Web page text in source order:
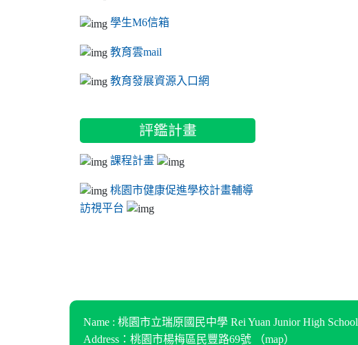
學生M6信箱
教育雲mail
教育發展資源入口網
評鑑計畫
課程計畫
桃園市健康促進學校計畫輔導
訪視平台
Name : 桃園市立瑞原國民中學 Rei Yuan Junior High School
Address：桃園市楊梅區民豐路69號 （map）